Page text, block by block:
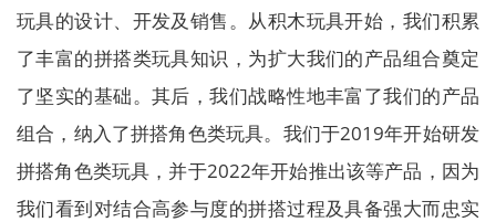
玩具的设计、开发及销售。从积木玩具开始，我们积累
了丰富的拼搭类玩具知识，为扩大我们的产品组合奠定
了坚实的基础。其后，我们战略性地丰富了我们的产品
组合，纳入了拼搭角色类玩具。我们于2019年开始研发
拼搭角色类玩具，并于2022年开始推出该等产品，因为
我们看到对结合高参与度的拼搭过程及具备强大而忠实